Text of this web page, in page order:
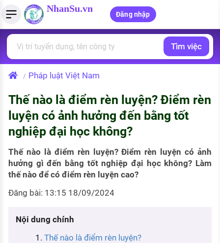
NhanSu.vn
Đăng nhập
Tìm việc làm
Việc làm ngành luật
Việc làm lương cao
Việc làm tốt nhất
CÔNG TY
Danh sách nhà tuyển dụng
Nhà tuyển dụng hàng đầu
Quản lý CV
Tải CV lên
Tạo CV trực tuyến
MẪU CV THEO STYLE
Mẫu CV đơn giản
Mẫu CV hiện đại
Tính lương Gross - Net
Tính thuế thu nhập cá nhân
Tính trợ cấp thất nghiệp
PHÁP LUẬT VIỆT NAM
Văn bản pháp luật
PHÁP LUẬT LAO ĐỘNG
Lao động và tiền lương
Thuế thu nhập
Hồ sơ biểu mẫu
Tìm việc
/ Pháp luật Việt Nam
Thế nào là điểm rèn luyện? Điểm rèn
luyện có ảnh hưởng đến bằng tốt
nghiệp đại học không?
Thế nào là điểm rèn luyện? Điểm rèn luyện có ảnh
hưởng gì đến bằng tốt nghiệp đại học không? Làm
thế nào để có điểm rèn luyện cao?
Đăng bài: 13:15 18/09/2024
Nội dung chính
Thế nào là điểm rèn luyện?